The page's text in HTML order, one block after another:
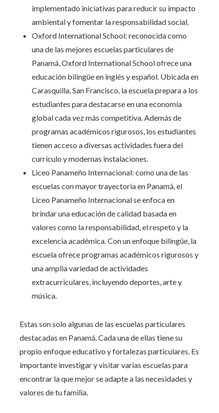
implementado iniciativas para reducir su impacto
ambiental y fomentar la responsabilidad social.
Oxford International School: reconocida como
una de las mejores escuelas particulares de
Panamá, Oxford International School ofrece una
educación bilingüe en inglés y español. Ubicada en
Carasquilla, San Francisco, la escuela prepara a los
estudiantes para destacarse en una economía
global cada vez más competitiva. Además de
programas académicos rigurosos, los estudiantes
tienen acceso a diversas actividades fuera del
currículo y modernas instalaciones.
Liceo Panameño Internacional: como una de las
escuelas con mayor trayectoria en Panamá, el
Liceo Panameño Internacional se enfoca en
brindar una educación de calidad basada en
valores como la responsabilidad, el respeto y la
excelencia académica. Con un enfoque bilingüe, la
escuela ofrece programas académicos rigurosos y
una amplia variedad de actividades
extracurriculares, incluyendo deportes, arte y
música.
Estas son solo algunas de las escuelas particulares
destacadas en Panamá. Cada una de ellas tiene su
propio enfoque educativo y fortalezas particulares. Es
importante investigar y visitar varias escuelas para
encontrar la que mejor se adapte a las necesidades y
valores de tu familia.